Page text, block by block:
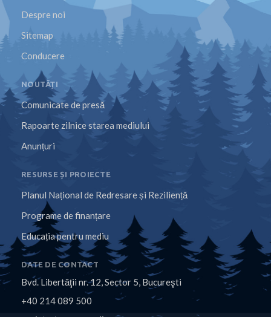
Despre noi
Sitemap
Conducere
NOUTĂȚI
Comunicate de presă
Rapoarte zilnice starea mediului
Anunțuri
RESURSE ȘI PROIECTE
Planul Național de Redresare și Reziliență
Programe de finanțare
Educația pentru mediu
DATE DE CONTACT
Bvd. Libertăţii nr. 12, Sector 5, Bucureşti
+40 214 089 500